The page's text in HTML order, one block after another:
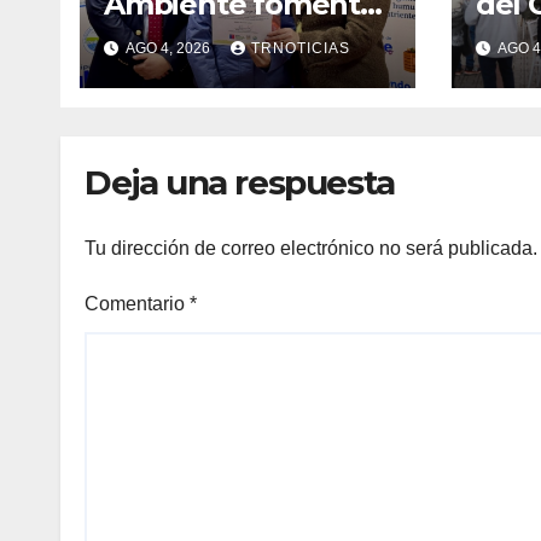
iniciativa de
vermicompostaje
domiciliario en
AGO 4, 2026 TRNOTICIAS AGO
Deja una respuesta
Tu dirección de correo electrónico no será publicada.
Comentario *